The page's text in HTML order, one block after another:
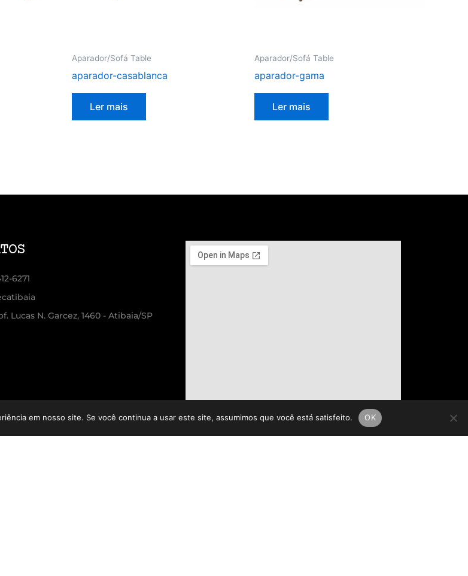
Aparador/Sofá Table
aparador-casablanca
Ler mais
Aparador/Sofá Table
aparador-gama
Ler mais
6271
Lucas N. Garcez, 1460 - Atibaia/SP
em nosso site. Se você continua a usar este site, assumimos que você está satisfeito. OK